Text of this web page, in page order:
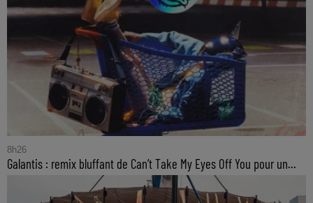
8h26
Galantis : remix bluffant de Can’t Take My Eyes Off You pour un...